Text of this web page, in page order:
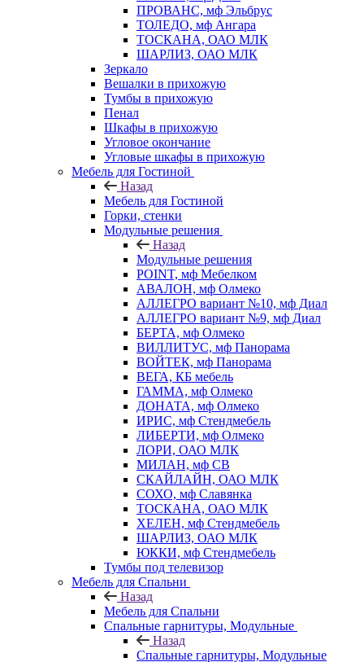
ПРОВАНС, мф Эльбрус
ТОЛЕДО, мф Ангара
ТОСКАНА, ОАО МЛК
ШАРЛИЗ, ОАО МЛК
Зеркало
Вешалки в прихожую
Тумбы в прихожую
Пенал
Шкафы в прихожую
Угловое окончание
Угловые шкафы в прихожую
Мебель для Гостиной
Назад
Мебель для Гостиной
Горки, стенки
Модульные решения
Назад
Модульные решения
POINT, мф Мебелком
АВАЛОН, мф Олмеко
АЛЛЕГРО вариант №10, мф Диал
АЛЛЕГРО вариант №9, мф Диал
БЕРТА, мф Олмеко
ВИЛЛИТУС, мф Панорама
ВОЙТЕК, мф Панорама
ВЕГА, КБ мебель
ГАММА, мф Олмеко
ДОНАТА, мф Олмеко
ИРИС, мф Стендмебель
ЛИБЕРТИ, мф Олмеко
ЛОРИ, ОАО МЛК
МИЛАН, мф СВ
СКАЙЛАЙН, ОАО МЛК
СОХО, мф Славянка
ТОСКАНА, ОАО МЛК
ХЕЛЕН, мф Стендмебель
ШАРЛИЗ, ОАО МЛК
ЮККИ, мф Стендмебель
Тумбы под телевизор
Мебель для Спальни
Назад
Мебель для Спальни
Спальные гарнитуры, Модульные
Назад
Спальные гарнитуры, Модульные